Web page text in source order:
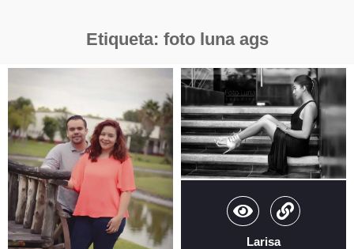
Etiqueta: foto luna ags
Larisa